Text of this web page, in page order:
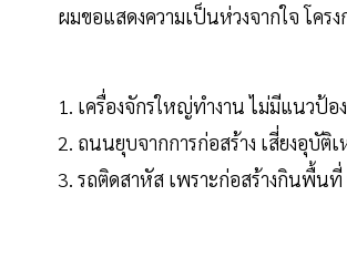
ผมขอแสดงความเป็นห่วงจากใจ โค
1. เครื่องจักรใหญ่ทำงาน ไม่มีแนวป้
2. ถนนยุบจากการก่อสร้าง เสี่ยงอุบัติ
3. รถติดสาหัส เพราะก่อสร้างกินพื้น